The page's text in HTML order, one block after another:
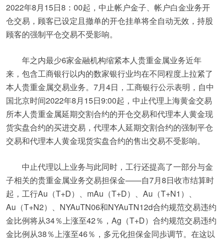
2022年8月15日8：00起，中止帐户金子、帐户白金业务开
仓交易，顾客已设定且撤单的开仓挂单将全自动无效，持股
顾客的强制平仓交易不受影响。
年之内最少6家金融机构缩紧本人贵重金属业务近年
来，包含工商银行以内的数家银行业均在不同程度上拉紧了
本人贵重金属交易业务。7月4日，工商银行公示表明，自中
国北京时间2022年8月15日9:00起，中止代理上海黄金交易
所本人贵重金属延期交割合约的开仓交易和代理本人黄金现
货实盘合约的买进交易，代理本人延期交割合约的强制平仓
交易和代理本人黄金现货实盘合约的售出交易不受影响。
中止代理以上业务与此同时，工行还提高了一部分与金
子相关的贵重金属业务交易担保金——自7月8日收市结算时
起，工行Au（T+D）、mAu（T+D）、Au（T+N1）、
Au（T+N2）、NYAuTN06和NYAuTN12d合约规范交易违约
金比例将从34％上涨至42％，Ag（T+D）合约规范交易违约
金比例从38％上涨至46％，多元化担保金同歩调节。在这以